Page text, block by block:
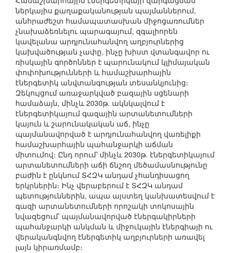
ներկայիս քաղաքականության պայմաններում,
անհրաժեշտ համապատասխան միջոցառումներ
չնախաձեռնելու պարագայում, զգալիորեն
կավելանա արդյունահանվող աղբյուրներից
կախվածության չափը, ինչը խիստ վտանգավոր ու
ռիսկային գործոններ է պարունակում կլիմայական
փոփոխությունների և համաշխարհային
էներգետիկ անվտանգության տեսանկյունից։
Զեկույցում առաջարկված բազային սցենարի
համաձայն, մինչև 2030թ. ակնկալվում է
էներգետիկայում գազային արտանետումների
կայուն և շարունակական աճ, ինչը
պայմանավորված է արդյունահանվող վառելիքի
համաշխարհային պահանջարկի աճման
միտումով։ Ընդ որում՝ մինչև 2030թ. էներգետիկայում
արտանետումների աճի ճնշող մեծամասնությունը
բաժին է ընկնում ՏՀԶԿ անդամ չհանդիսացող
երկրներին։ Ինչ վերաբերում է ՏՀԶԿ անդամ
պետություններին, ապա այստեղ կանխատեսվում է
գազի արտանետումների որոշակի տոկոսային
նվազեցում՝ պայմանավորված էներգակիրների
պահանջարկի անկման և միջուկային էներգիայի ու
վերականգնվող էներգետիկ աղբյուրների առավել
լայն կիրառմամբ։